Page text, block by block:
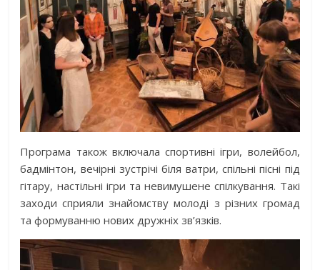
Програма також включала спортивні ігри, волейбол,
бадмінтон, вечірні зустрічі біля ватри, спільні пісні під
гітару, настільні ігри та невимушене спілкування. Такі
заходи сприяли знайомству молоді з різних громад
та формуванню нових дружніх зв’язків.